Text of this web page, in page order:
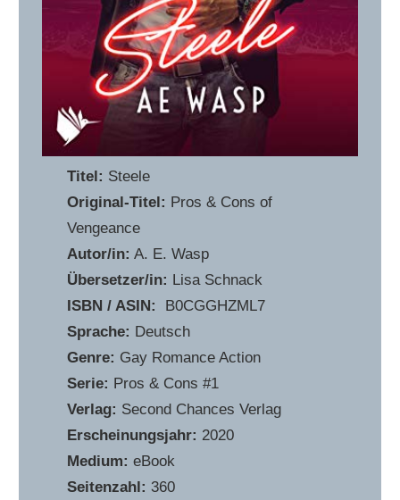
Titel: Steele
Original-Titel: Pros & Cons of
Vengeance
Autor/in: A. E. Wasp
Übersetzer/in: Lisa Schnack
ISBN / ASIN:
‎ B0CGGHZML7
Sprache: Deutsch
Genre: Gay Romance Action
Serie: Pros & Cons #1
Verlag: Second Chances Verlag
Erscheinungsjahr: 2020
Medium: eBook
Seitenzahl:360